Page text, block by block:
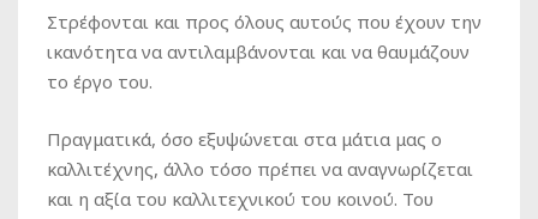
Στρέφονται και προς όλους αυτούς που έχουν την
ικανότητα να αντιλαμβάνονται και να θαυμάζουν
το έργο του.
Πραγματικά, όσο εξυψώνεται στα μάτια μας ο
καλλιτέχνης, άλλο τόσο πρέπει να αναγνωρίζεται
και η αξία του καλλιτεχνικού του κοινού. Του